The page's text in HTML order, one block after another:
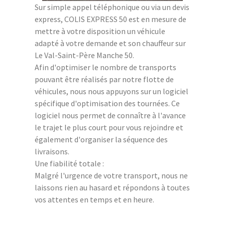
Sur simple appel téléphonique ou via un devis
express, COLIS EXPRESS 50 est en mesure de
mettre à votre disposition un véhicule
adapté à votre demande et son chauffeur sur
Le Val-Saint-Père Manche 50.
Afin d'optimiser le nombre de transports
pouvant être réalisés par notre flotte de
véhicules, nous nous appuyons sur un logiciel
spécifique d'optimisation des tournées. Ce
logiciel nous permet de connaître à l'avance
le trajet le plus court pour vous rejoindre et
également d'organiser la séquence des
livraisons.
Une fiabilité totale :
Malgré l'urgence de votre transport, nous ne
laissons rien au hasard et répondons à toutes
vos attentes en temps et en heure.